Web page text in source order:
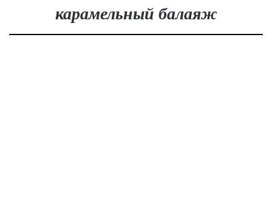
карамельный балаяж